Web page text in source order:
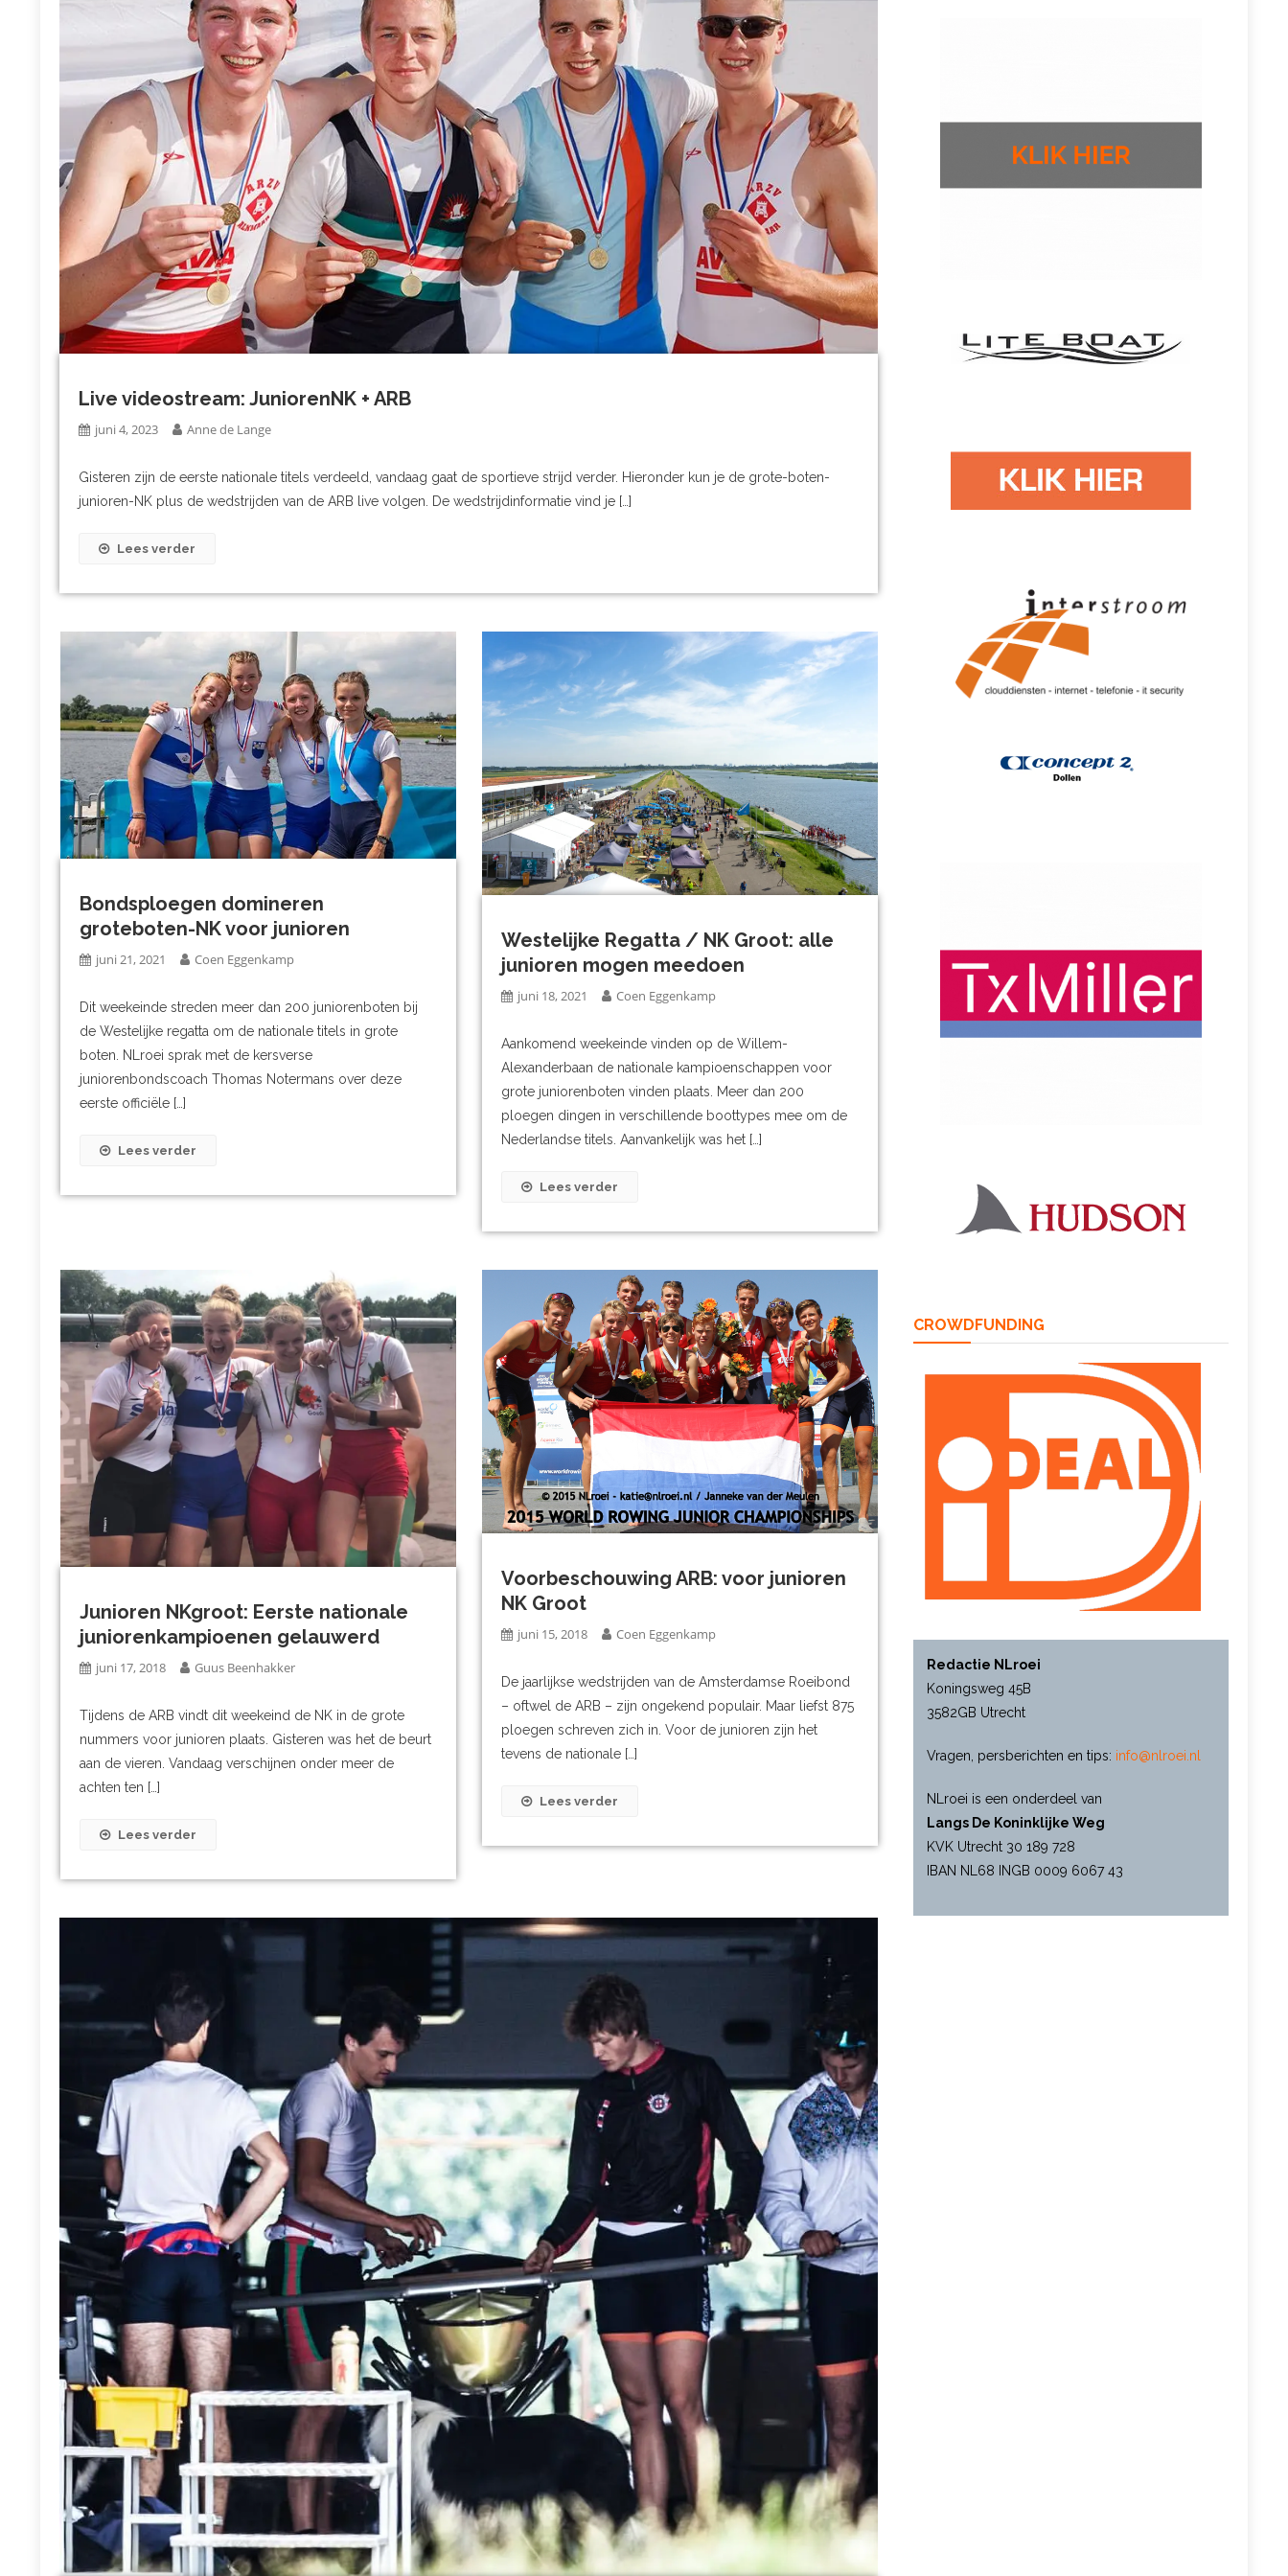
Live videostream: JuniorenNK + ARB
juni 4, 2023 Anne de Lange
Gisteren zijn de eerste nationale titels verdeeld, vandaag gaat de sportieve strijd verder. Hieronder kun je de grote-boten-
junioren-NK plus de wedstrijden van de ARB live volgen. De wedstrijdinformatie vind je […]
Lees verder
Bondsploegen domineren
groteboten-NK voor junioren
juni 21, 2021 Coen Eggenkamp
Dit weekeinde streden meer dan 200 juniorenboten bij
de Westelijke regatta om de nationale titels in grote
boten. NLroei sprak met de kersverse
juniorenbondscoach Thomas Notermans over deze
eerste officiële […]
Lees verder
Westelijke Regatta / NK Groot: alle
junioren mogen meedoen
juni 18, 2021 Coen Eggenkamp
Aankomend weekeinde vinden op de Willem-
Alexanderbaan de nationale kampioenschappen voor
grote juniorenboten vinden plaats. Meer dan 200
ploegen dingen in verschillende boottypes mee om de
Nederlandse titels. Aanvankelijk was het […]
Lees verder
Junioren NKgroot: Eerste nationale
juniorenkampioenen gelauwerd
juni 17, 2018 Guus Beenhakker
Tijdens de ARB vindt dit weekeind de NK in de grote
nummers voor junioren plaats. Gisteren was het de beurt
aan de vieren. Vandaag verschijnen onder meer de
achten ten […]
Lees verder
Voorbeschouwing ARB: voor junioren
NK Groot
juni 15, 2018 Coen Eggenkamp
De jaarlijkse wedstrijden van de Amsterdamse Roeibond
– oftwel de ARB – zijn ongekend populair. Maar liefst 875
ploegen schreven zich in. Voor de junioren zijn het
tevens de nationale […]
Lees verder
CROWDFUNDING
Redactie NLroei
Koningsweg 45B
3582GB Utrecht
Vragen, persberichten en tips: info@nlroei.nl
NLroei is een onderdeel van
Langs De Koninklijke Weg
KVK Utrecht 30 189 728
IBAN NL68 INGB 0009 6067 43